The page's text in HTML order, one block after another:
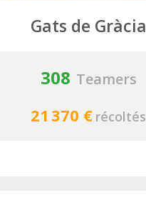
Gats de Gràcia
308 Teamers
21 370 € récoltés